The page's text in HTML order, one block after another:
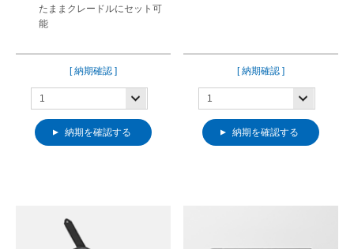
たままクレードルにセット可
能
[ 納期確認 ]
納期を確認する
[ 納期確認 ]
納期を確認する